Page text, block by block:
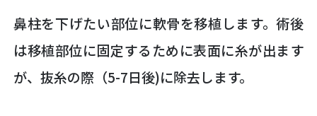
鼻柱を下げたい部位に軟骨を移植します。術後
は移植部位に固定するために表面に糸が出ます
が、抜糸の際（5-7日後)に除去します。